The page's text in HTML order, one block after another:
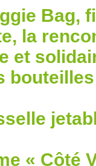
Bag,
la
et
« Côté